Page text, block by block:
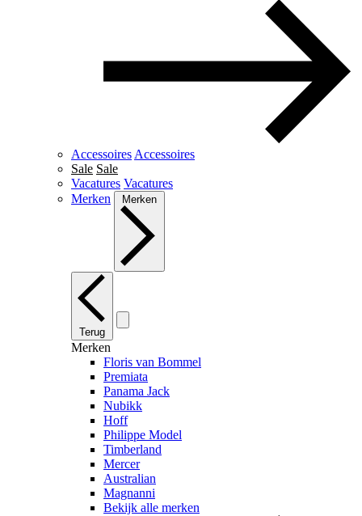
Accessoires Accessoires
Sale Sale
Vacatures Vacatures
Merken
Merken
Terug
Merken
Floris van Bommel
Premiata
Panama Jack
Nubikk
Hoff
Philippe Model
Timberland
Mercer
Australian
Magnanni
Bekijk alle merken